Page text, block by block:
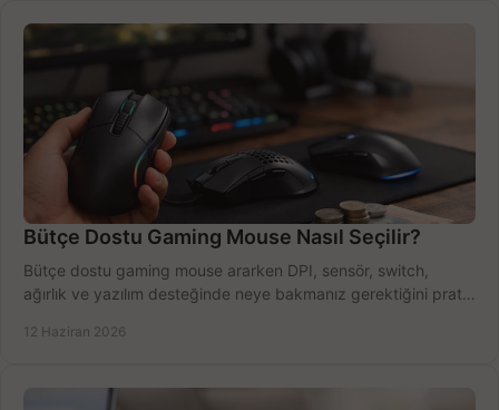
Bütçe Dostu Gaming Mouse Nasıl Seçilir?
Bütçe dostu gaming mouse ararken DPI, sensör, switch,
ağırlık ve yazılım desteğinde neye bakmanız gerektiğini pratik
12 Haziran 2026